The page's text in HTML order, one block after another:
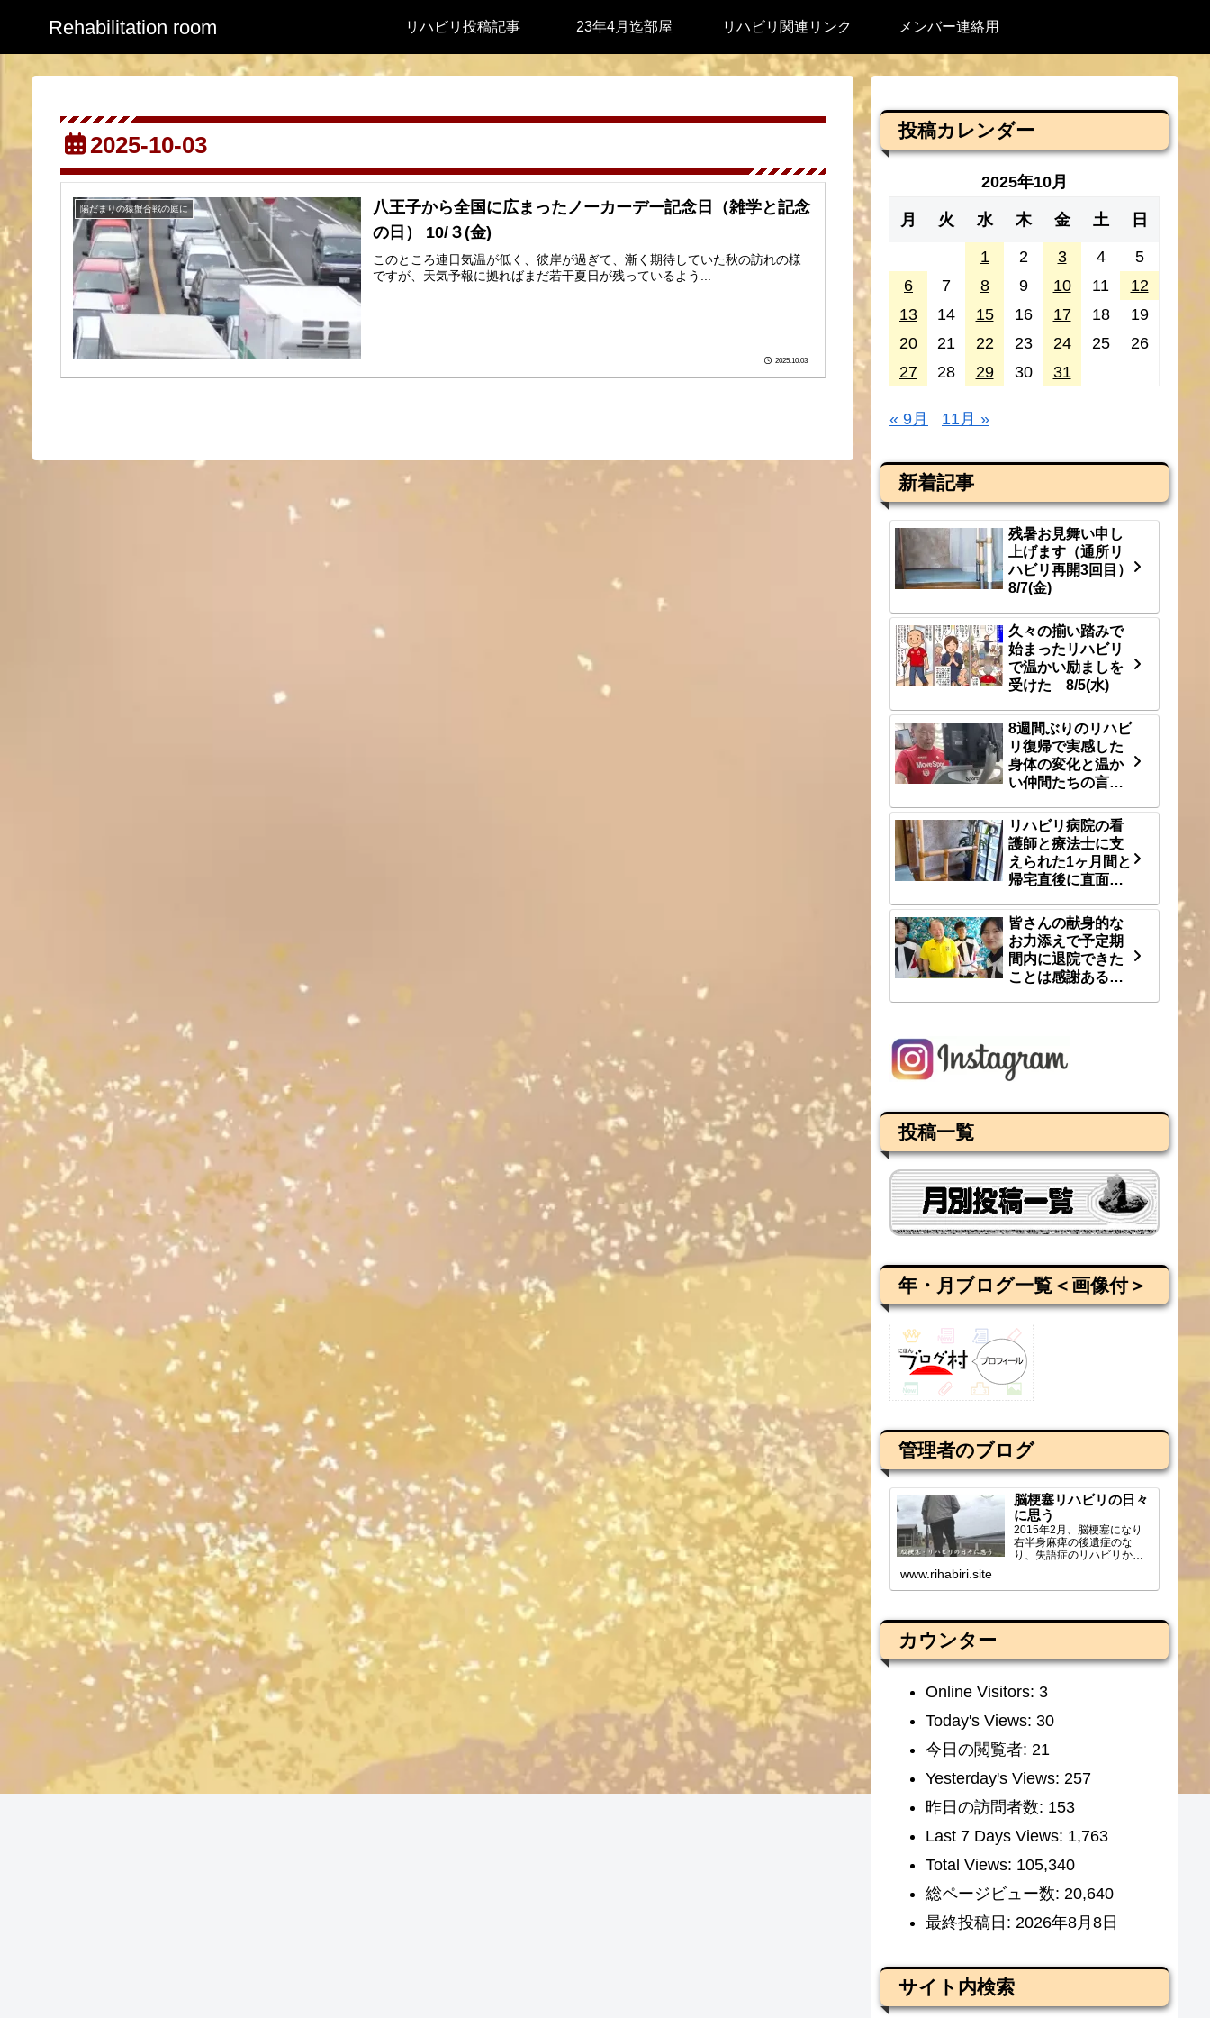
Rehabilitation room リハビリ投稿記事 23年4月迄部屋 リハビリ関連リンク メンバー連絡用
2025-10-03
陽だまりの猿蟹合戦の庭に
八王子から全国に広まったノーカーデー記念日（雑学と記念
の日） 10/３(金)
このところ連日気温が低く、彼岸が過ぎて、漸く期待していた秋の訪れの様
ですが、天気予報に拠ればまだ若干夏日が残っているよう...
2025.10.03
投稿カレンダー
2025年10月
月 火 水 木 金 土 日
1 2 3 4
5
6
7 8 9 10 11
12
13
14 15 16 17 18
19
20
21 22 23 24 25
26
27
28 29 30 31
« 9月 11月 »
新着記事
残暑お見舞い申し
上げます（通所リ
ハビリ再開3回目）
8/7(金)
久々の揃い踏みで
始まったリハビリ
で温かい励ましを
受けた 8/5(水)
8週間ぶりのリハビ
リ復帰で実感した
身体の変化と温か
い仲間たちの言
リハビリ病院の看
護師と療法士に支
えられた1ヶ月間と
帰宅直後に直面し
な壁 8/1(土)
皆さんの献身的な
お力添えで予定期
間内に退院できた
ことは感謝あるの
投稿一覧
年・月ブログ一覧＜画像付＞
管理者のブログ
脳梗塞リハビリの日々
に思う
2015年2月、脳梗塞になり
右半身麻痺の後遺症のな
り、失語症のリハビリから
www.rihabiri.site
カウンター
Online Visitors: 3
Today's Views: 30
今日の閲覧者: 21
Yesterday's Views: 257
昨日の訪問者数: 153
Last 7 Days Views: 1,763
Total Views: 105,340
総ページビュー数: 20,640
最終投稿日: 2026年8月8日
サイト内検索